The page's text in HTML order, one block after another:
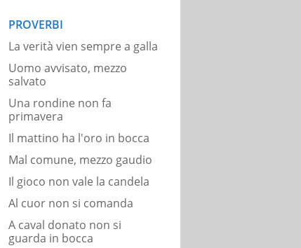
PROVERBI
La verità vien sempre a galla
Uomo avvisato, mezzo
salvato
Una rondine non fa
primavera
Il mattino ha l'oro in bocca
Mal comune, mezzo gaudio
Il gioco non vale la candela
Al cuor non si comanda
A caval donato non si
guarda in bocca